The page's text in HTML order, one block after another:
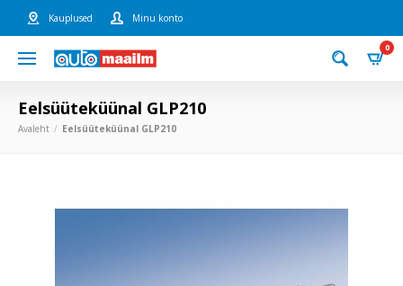
Kauplused Minu konto
0
Eelsüüteküünal GLP210
Avaleht Eelsüüteküünal GLP210